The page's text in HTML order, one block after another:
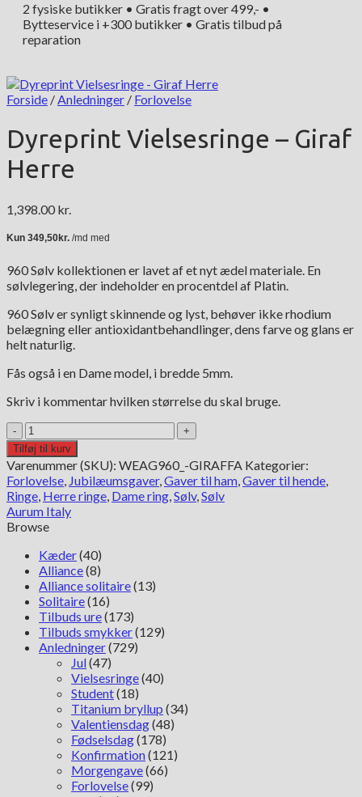
2 fysiske butikker • Gratis fragt over 499,- •
Bytteservice i +300 butikker • Gratis tilbud på
reparation
Forside /Anledninger / Forlovelse
Dyreprint Vielsesringe – Giraf
Herre
1,398.00 kr.
960 Sølv kollektionen er lavet af et nyt ædel materiale. En
sølvlegering, der indeholder en procentdel af Platin.
960 Sølv er synligt skinnende og lyst, behøver ikke rhodium
belægning eller antioxidantbehandlinger, dens farve og glans er
helt naturlig.
Fås også i en Dame model, i bredde 5mm.
Skriv i kommentar hvilken størrelse du skal bruge.
Dyreprint
Vielsesringe
-
Giraf
Herre
antal
Tilføj til kurv
Varenummer (SKU): WEAG960_-GIRAFFA Kategorier:
Forlovelse, Jubilæumsgaver,Gaver til ham,Gaver til hende,
Ringe, Herre ringe, Dame ring,Sølv,Sølv
Aurum Italy
Browse
Kæder(40)
Alliance(8)
Alliance solitaire(13)
Solitaire(16)
Tilbuds ure(173)
Tilbuds smykker(129)
Anledninger(729)
Jul(47)
Vielsesringe(40)
Student(18)
Titanium bryllup (34)
Valentiensdag(48)
Fødselsdag(178)
Konfirmation(121)
Morgengave(66)
Forlovelse(99)